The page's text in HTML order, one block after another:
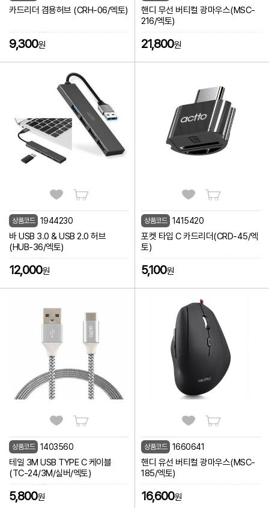
카드리더 겸용허브 (CRH-06/엑토)
9,300원
핸디 무선 버티컬 광마우스(MSC-
216/엑토)
21,800원
상품코드 1944230
바 USB 3.0 & USB 2.0 허브
(HUB-36/엑토)
12,000원
상품코드 1415420
포켓 타입 C 카드리더(CRD-45/엑
토)
5,100원
상품코드 1403560
테일 3M USB TYPE C 케이블
(TC-24/3M/실버/엑토)
5,800원
상품코드 1660641
핸디 유선 버티컬 광마우스(MSC-
185/엑토)
16,600원